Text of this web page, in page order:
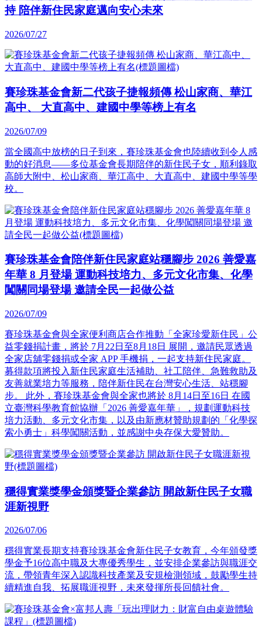
持 陪伴新住民家庭邁向安心未來
2026/07/27
賽珍珠基金會新二代孩子捷報頻傳 松山家商、華江
高中、 大直高中、建國中學等榜上有名
2026/07/09
當全國高中放榜的日子到來，賽珍珠基金會也陸續收到令人感
動的好消息——多位基金會長期陪伴的新住民子女，順利錄取
高師大附中、松山家商、華江高中、大直高中、建國中學等學
校。
賽珍珠基金會陪伴新住民家庭站穩腳步 2026 善愛嘉
年華 8 月登場 運動科技培力、多元文化市集、化學
闖關同場登場 邀請全民一起做公益
2026/07/09
賽珍珠基金會與全家便利商店合作推動「全家珍愛新住民」公
益零錢捐計畫，將於 7月22日至8月18日 展開，邀請民眾透過
全家店舖零錢捐或全家 APP 手機捐，一起支持新住民家庭。
募得款項將投入新住民家庭生活補助、社工陪伴、急難救助及
友善就業培力等服務，陪伴新住民在台灣安心生活、站穩腳
步。 此外，賽珍珠基金會與全家也將於 8月14日至16日 在國
立臺灣科學教育館協辦「2026 善愛嘉年華」，規劃運動科技
培力活動、多元文化市集，以及由新應材贊助規劃的「化學探
索小勇士」科學闖關活動，並感謝中央存保大愛贊助。
穩得實業獎學金頒獎暨企業參訪 開啟新住民子女職
涯新視野
2026/07/06
穩得實業長期支持賽珍珠基金會新住民子女教育，今年頒發獎
學金予16位高中職及大專優秀學生，並安排企業參訪與職涯交
流，帶領青年深入認識科技產業及安規檢測領域，鼓勵學生持
續精進自我、拓展職涯視野，未來發揮所長回饋社會。